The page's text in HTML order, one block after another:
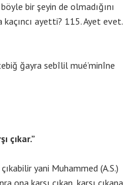
bir şeyin de olmadığını
ayetti? 115. Ayet evet.
ğayra sebîlil mué’minîne
çıkar.”
yani Muhammed (A.S.)
ona karşı çıkan, karşı çıkana